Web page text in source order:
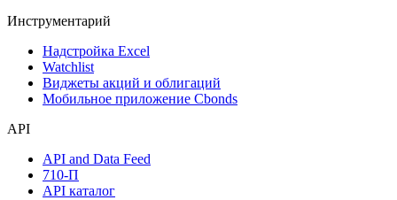
Инструментарий
Надстройка Excel
Watchlist
Виджеты акций и облигаций
Мобильное приложение Cbonds
API
API and Data Feed
710-П
API каталог